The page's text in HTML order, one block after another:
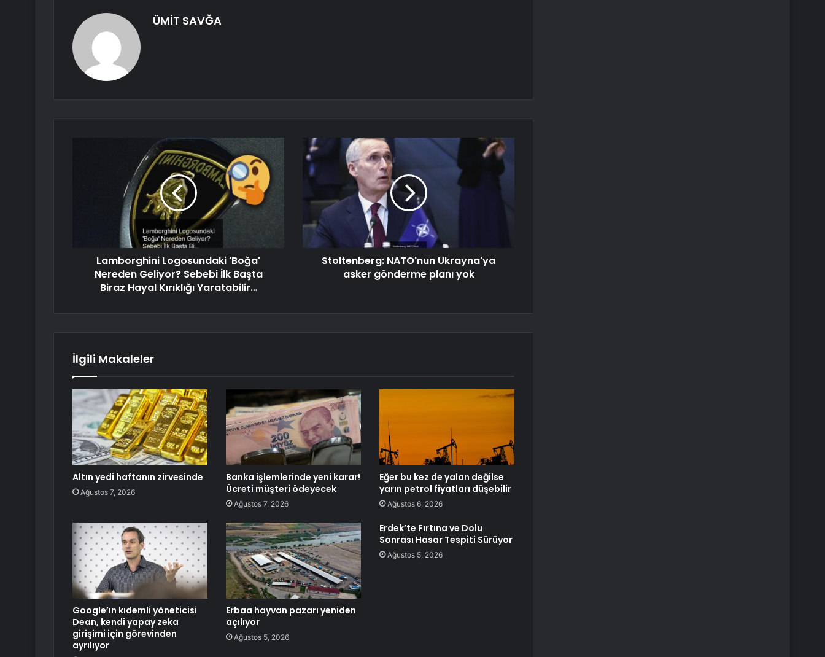
ÜMİT SAVĞA
Lamborghini Logosundaki 'Boğa'
Nereden Geliyor? Sebebi İlk Başta
Biraz Hayal Kırıklığı Yaratabilir…
Stoltenberg: NATO'nun Ukrayna'ya
asker gönderme planı yok
İlgili Makaleler
Altın yedi haftanın zirvesinde
Ağustos 7, 2026
Banka işlemlerinde yeni karar!
Ücreti müşteri ödeyecek
Ağustos 7, 2026
Eğer bu kez de yalan değilse
yarın petrol fiyatları düşebilir
Ağustos 6, 2026
Google’ın kıdemli yöneticisi
Dean, kendi yapay zeka
girişimi için görevinden
ayrılıyor
Erbaa hayvan pazarı yeniden
açılıyor
Ağustos 5, 2026
Erdek’te Fırtına ve Dolu
Sonrası Hasar Tespiti Sürüyor
Ağustos 5, 2026